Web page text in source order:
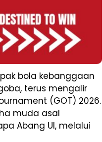
bola kebanggaan
terus mengalir
(GOT) 2026.
muda asal
Abang Ul, melalui